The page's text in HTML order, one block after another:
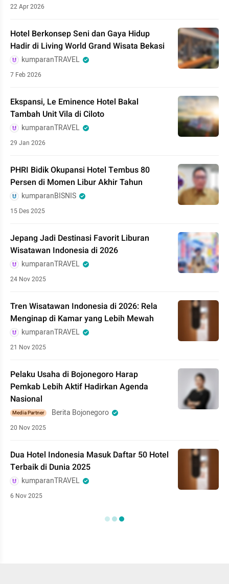
22 Apr 2026
Hotel Berkonsep Seni dan Gaya Hidup
Hadir di Living World Grand Wisata Bekasi
kumparanTRAVEL
7 Feb 2026
Ekspansi, Le Eminence Hotel Bakal
Tambah Unit Vila di Ciloto
kumparanTRAVEL
29 Jan 2026
PHRI Bidik Okupansi Hotel Tembus 80
Persen di Momen Libur Akhir Tahun
kumparanBISNIS
15 Des 2025
Jepang Jadi Destinasi Favorit Liburan
Wisatawan Indonesia di 2026
kumparanTRAVEL
24 Nov 2025
Tren Wisatawan Indonesia di 2026: Rela
Menginap di Kamar yang Lebih Mewah
kumparanTRAVEL
21 Nov 2025
Pelaku Usaha di Bojonegoro Harap
Pemkab Lebih Aktif Hadirkan Agenda
Nasional
Media Partner Berita Bojonegoro
20 Nov 2025
Dua Hotel Indonesia Masuk Daftar 50 Hotel
Terbaik di Dunia 2025
kumparanTRAVEL
6 Nov 2025